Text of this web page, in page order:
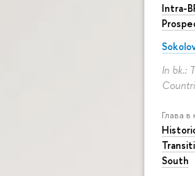
Intra-
In bk.:
Глава в
South